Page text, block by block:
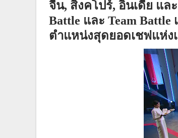
จีน, สิงคโปร์, อินเดีย แล
Battle และ Team Battle
ตำแหน่งสุดยอดเชฟแห่ง